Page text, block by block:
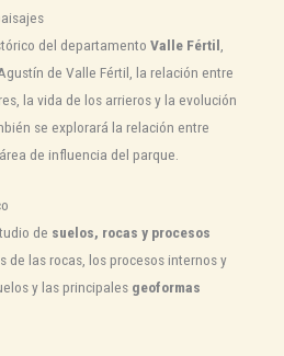
del departamento Valle Fértil
de Valle Fértil, la relación entre
la vida de los arrieros y la evolución
se explorará la relación entre
de influencia del parque.
de suelos, rocas y procesos
de las rocas, los procesos internos y
y las principales geoformas